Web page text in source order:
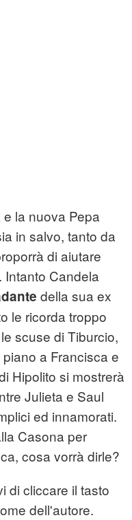
la nuova Pepa
in salvo, tanto da
di aiutare
Intanto Candela
della sua ex
le ricorda troppo
scuse di Tiburcio,
a Francisca e
Hipolito si mostrerà
Julieta e Saul
ed innamorati.
Casona per
cosa vorrà dirle?
di cliccare il tasto
dell'autore.